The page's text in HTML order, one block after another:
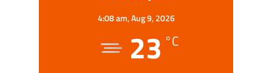
4:08 am,Aug 9, 2026
23 °C